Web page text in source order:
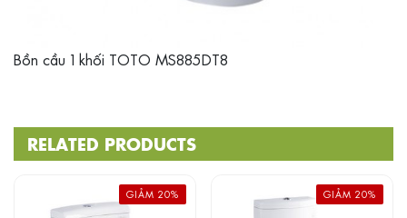
Bồn cầu 1 khối TOTO MS885DT8
RELATED PRODUCTS
GIẢM 20% GIẢM 20%